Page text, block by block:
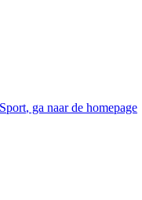
, ga naar de homepage